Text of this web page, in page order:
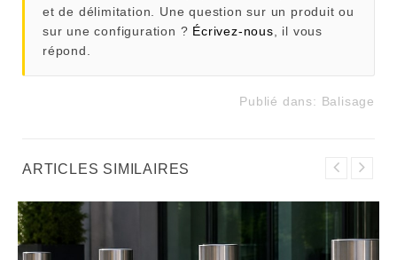
et de délimitation. Une question sur un produit ou
sur une configuration ? Écrivez-nous , il vous
répond.
Publié dans: Balisage
ARTICLES SIMILAIRES